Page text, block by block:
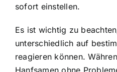
sofort einstellen.
Es ist wichtig zu
unterschiedlich auf
reagieren können.